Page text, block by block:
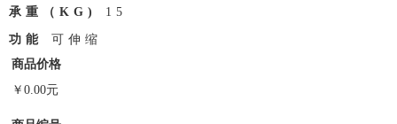
承重（KG) 15
功能
可伸缩
商品价格
￥ 0.00元